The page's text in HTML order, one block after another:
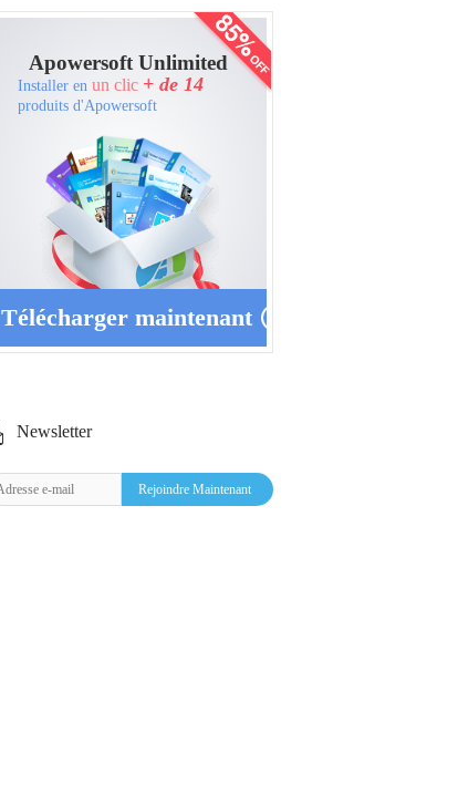
Télécharger maintenant
Apowersoft Unlimited
Installer en un clic + de 14
produits d'Apowersoft
Newsletter
Rejoindre Maintenant